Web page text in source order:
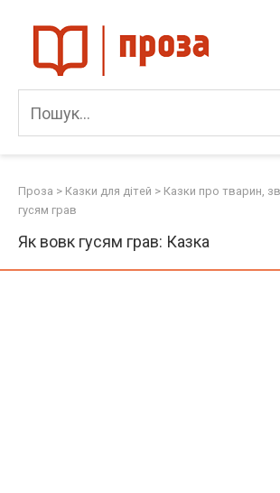
content
Проза > Казки для дітей > Казки про тварин,
гусям грав
Як вовк гусям грав: Казка